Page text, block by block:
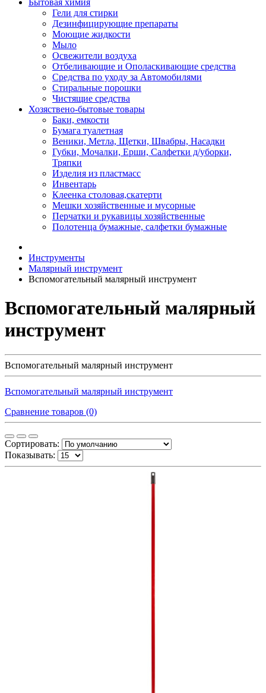
Бытовая химия
Гели для стирки
Дезинфицирующие препараты
Моющие жидкости
Мыло
Освежители воздуха
Отбеливающие и Ополаскивающие средства
Средства по уходу за Автомобилями
Стиральные порошки
Чистящие средства
Хозяствено-бытовые товары
Баки, емкости
Бумага туалетная
Веники, Метла, Щетки, Швабры, Насадки
Губки, Мочалки, Ерши, Салфетки д/уборки,
Тряпки
Изделия из пластмасс
Инвентарь
Клеенка столовая,скатерти
Мешки хозяйственные и мусорные
Перчатки и рукавицы хозяйственные
Полотенца бумажные, салфетки бумажные
Инструменты
Малярный инструмент
Вспомогательный малярный инструмент
Вспомогательный малярный
инструмент
Вспомогательный малярный инструмент
Вспомогательный малярный инструмент
Сравнение товаров (0)
Сортировать:
Показывать: